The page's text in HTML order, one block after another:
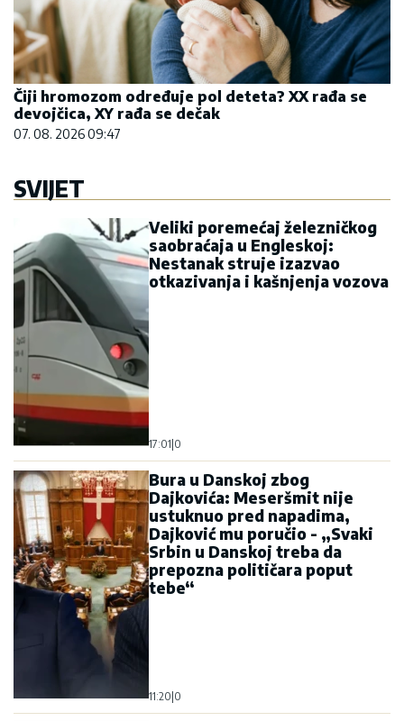
Čiji hromozom određuje pol deteta? XX rađa se
devojčica, XY rađa se dečak
07. 08. 2026 09:47
SVIJET
Veliki poremećaj železničkog
saobraćaja u Engleskoj:
Nestanak struje izazvao
otkazivanja i kašnjenja vozova
17:01 0
Bura u Danskoj zbog
Dajkovića: Meseršmit nije
ustuknuo pred napadima,
Dajković mu poručio - „Svaki
Srbin u Danskoj treba da
prepozna političara poput
tebe“
11:20 0